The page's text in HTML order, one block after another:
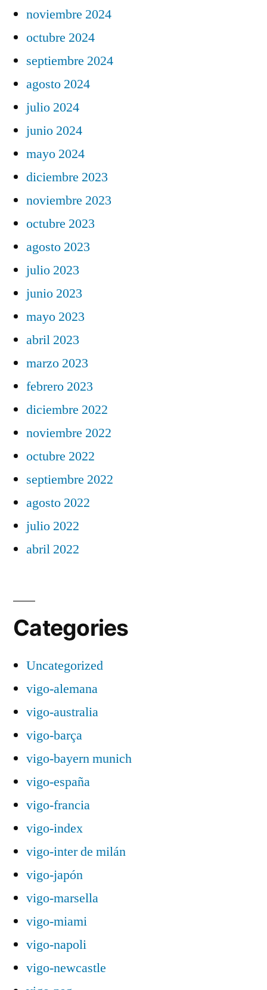
noviembre 2024
octubre 2024
septiembre 2024
agosto 2024
julio 2024
junio 2024
mayo 2024
diciembre 2023
noviembre 2023
octubre 2023
agosto 2023
julio 2023
junio 2023
mayo 2023
abril 2023
marzo 2023
febrero 2023
diciembre 2022
noviembre 2022
octubre 2022
septiembre 2022
agosto 2022
julio 2022
abril 2022
Categories
Uncategorized
vigo-alemana
vigo-australia
vigo-barça
vigo-bayern munich
vigo-españa
vigo-francia
vigo-index
vigo-inter de milán
vigo-japón
vigo-marsella
vigo-miami
vigo-napoli
vigo-newcastle